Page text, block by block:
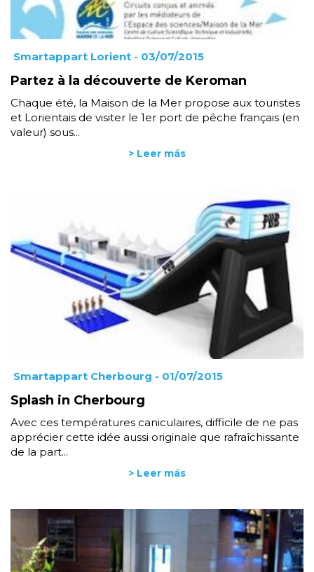
Smartappart Lorient - 03/07/2015
Partez à la découverte de Keroman
Chaque été, la Maison de la Mer propose aux touristes
et Lorientais de visiter le 1er port de pêche français (en
valeur) sous...
> Leer más
Smartappart Cherbourg - 01/07/2015
Splash in Cherbourg
Avec ces températures caniculaires, difficile de ne pas
apprécier cette idée aussi originale que rafraîchissante
de la part...
> Leer más